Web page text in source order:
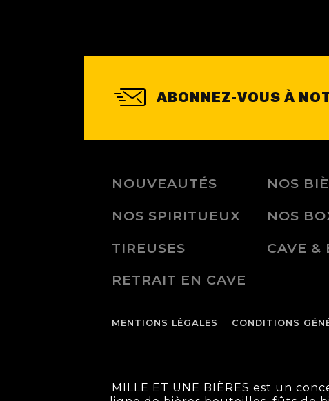
ABONNEZ-VOUS À
NOUVEAUTÉS NOS
NOS SPIRITUEUX
NOS
TIREUSES
CAVE &
RETRAIT EN CAVE
MENTIONS LÉGALES CONDITIONS
MILLE ET UNE BIÈRES est un